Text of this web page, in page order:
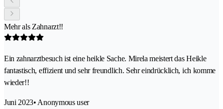
Mehr als Zahnarzt!!
Ein zahnarztbesuch ist eine heikle Sache. Mirela meistert das Heikle
fantastisch, effizient und sehr freundlich. Sehr eindrücklich, ich komme
wieder!!
Juni 2023• Anonymous user